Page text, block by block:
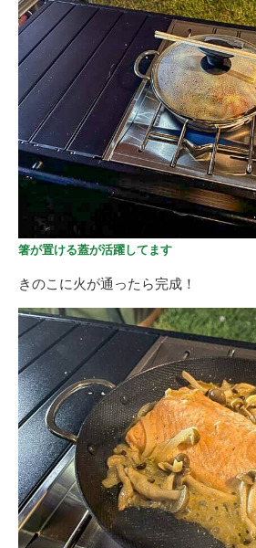
箸が置ける蓋が活躍してます
きのこに火が通ったら完成！